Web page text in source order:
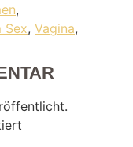
,
Sex, Vagina,